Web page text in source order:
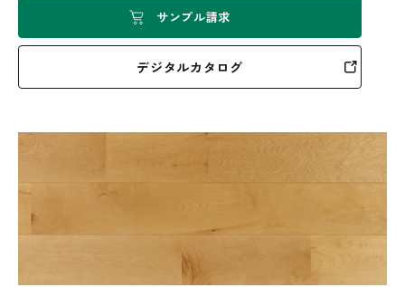
サンプル請求
デジタルカタログ